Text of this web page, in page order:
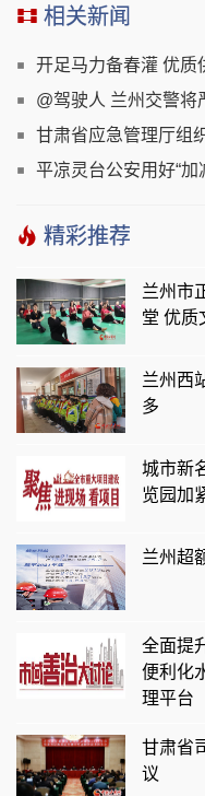
相关新闻
开足马力备春灌 优
疏勒河流域水资源利
@驾驶人 兰州交警将
违法行为
甘肃省应急管理厅组
障演练
平凉灵台公安用好“加
精彩推荐
兰州市
堂 优质
兰州西
多
城市新
览园加
兰州超
全面提
便利化
理平台
甘肃省
议